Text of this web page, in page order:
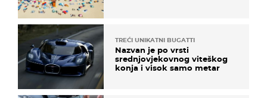
TREĆI UNIKATNI BUGATTI
Nazvan je po vrsti
srednjovjekovnog viteškog
konja i visok samo metar